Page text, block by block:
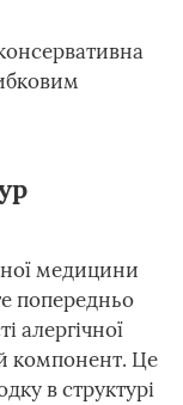
медицини
попередньо
алергічної
компонент. Це
в структурі